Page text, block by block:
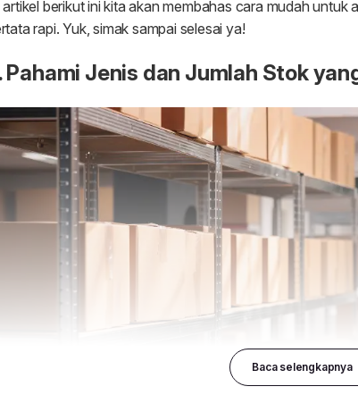
Baca selengkapnya